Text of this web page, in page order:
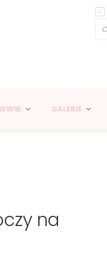
GALERIE
na